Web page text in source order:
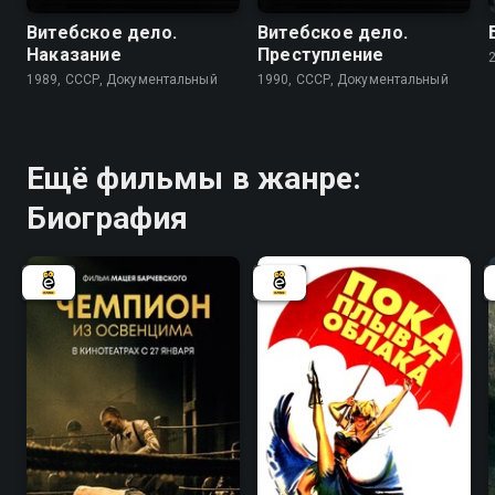
Витебское дело.
Наказание
1989, СССР, Документальный
Витебское дело.
Преступление
1990, СССР, Документальный
Ещё фильмы в жанре:
Биография